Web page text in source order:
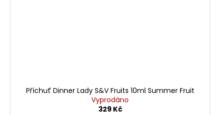
Příchuť Dinner Lady S&V Fruits 10ml Summer Fruit
Vyprodáno
329 Kč